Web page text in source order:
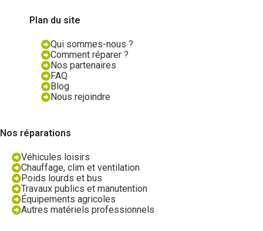
Plan du site
Qui sommes-nous ?
Comment réparer ?
Nos partenaires
FAQ
Blog
Nous rejoindre
Nos réparations
Véhicules loisirs
Chauffage, clim et ventilation
Poids lourds et bus
Travaux publics et manutention
Équipements agricoles
Autres matériels professionnels